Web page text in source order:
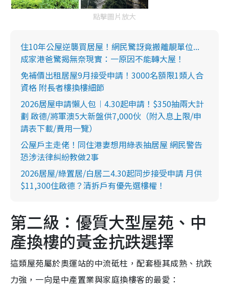
點擊圖片放大
住10年公屋逆襲買居屋！網民驚訝竟搬離靚單位...
成家港爸驚揭無奈現實：一原因不能轉大屋！
免補價出租居屋9月接受申請！3000名額限1類人合
資格 附長者樓換樓細節
2026居屋申請懶人包︱4.30起申請！$350抽兩大計
劃 啟德/將軍澳5大新盤供7,000伙（附入息上限/申
請表下載/費用一覽）
公屋戶主走佬！同住港妻想用綠表抽居屋 網民警告
恐涉法律糾紛教做2事
2026居屋/綠置居/白居二4.30起同步接受申請 月供
$11,300住啟德？清拆戶有優先選樓權！
第二級：優質大型屋苑、中
產換樓的黃金抗跌選擇
這類屋苑屬於奧運站的中流砥柱，配套極其成熟、抗跌
力強，一向是中產置業與家庭換樓客的最愛：